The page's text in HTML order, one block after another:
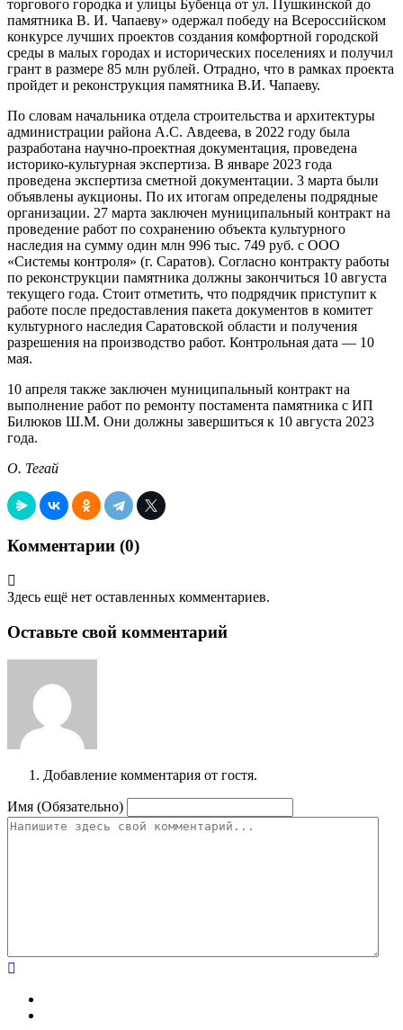
торгового городка и улицы Бубенца от ул. Пушкинской до
памятника В. И. Чапаеву» одержал победу на Всероссийском
конкурсе лучших проектов создания комфортной городской
среды в малых городах и исторических поселениях и получил
грант в размере 85 млн рублей. Отрадно, что в рамках проекта
пройдет и реконструкция памятника В.И. Чапаеву.
По словам начальника отдела строительства и архитектуры
администрации района А.С. Авдеева, в 2022 году была
разработана научно-проектная документация, проведена
историко-культурная экспертиза. В январе 2023 года
проведена экспертиза сметной документации. 3 марта были
объявлены аукционы. По их итогам определены подрядные
организации. 27 марта заключен муниципальный контракт на
проведение работ по сохранению объекта культурного
наследия на сумму один млн 996 тыс. 749 руб. с ООО
«Системы контроля» (г. Саратов). Согласно контракту работы
по реконструкции памятника должны закончиться 10 августа
текущего года. Стоит отметить, что подрядчик приступит к
работе после предоставления пакета документов в комитет
культурного наследия Саратовской области и получения
разрешения на производство работ. Контрольная дата — 10
мая.
10 апреля также заключен муниципальный контракт на
выполнение работ по ремонту постамента памятника с ИП
Билюков Ш.М. Они должны завершиться к 10 августа 2023
года.
О. Тегай
Комментарии (0)
Здесь ещё нет оставленных комментариев.
Оставьте свой комментарий
Добавление комментария от гостя.
Имя (Обязательно)